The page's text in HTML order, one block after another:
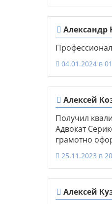
Александр
04.01.2024 в
Алексей
Получил
Адвокат
грамотно
25.11.2023 в
Алексей